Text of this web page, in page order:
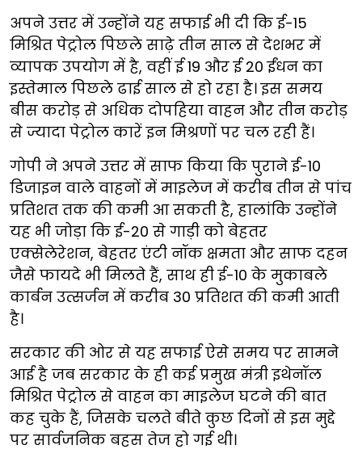
अपने उत्तर में उन्होंने यह सफाई भी दी कि ई-15
मिश्रित पेट्रोल पिछले साढ़े तीन साल से देशभर में
व्यापक उपयोग में है, वहीं ई 19 और ई 20 ईंधन का
इस्तेमाल पिछले ढाई साल से हो रहा है। इस समय
बीस करोड़ से अधिक दोपहिया वाहन और तीन करोड़
से ज्यादा पेट्रोल कारें इन मिश्रणों पर चल रही हैं।
गोपी ने अपने उत्तर में साफ किया कि पुराने ई-10
डिजाइन वाले वाहनों में माइलेज में करीब तीन से पांच
प्रतिशत तक की कमी आ सकती है, हालांकि उन्होंने
यह भी जोड़ा कि ई-20 से गाड़ी को बेहतर
एक्सेलेरेशन, बेहतर एंटी नॉक क्षमता और साफ दहन
जैसे फायदे भी मिलते हैं, साथ ही ई-10 के मुकाबले
कार्बन उत्सर्जन में करीब 30 प्रतिशत की कमी आती
है।
सरकार की ओर से यह सफाई ऐसे समय पर सामने
आई है जब सरकार के ही कई प्रमुख मंत्री इथेनॉल
मिश्रित पेट्रोल से वाहन का माइलेज घटने की बात
कह चुके हैं, जिसके चलते बीते कुछ दिनों से इस मुद्दे
पर सार्वजनिक बहस तेज हो गई थी।